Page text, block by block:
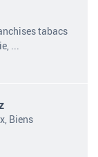
tabacs
...
Biens